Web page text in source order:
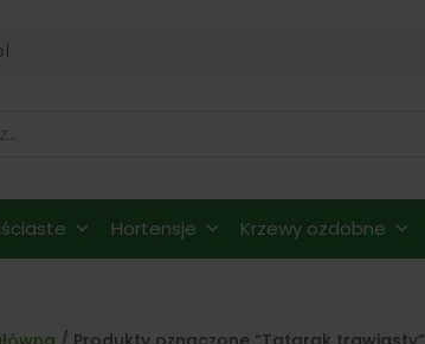
Hortensje Krzewy ozdobne